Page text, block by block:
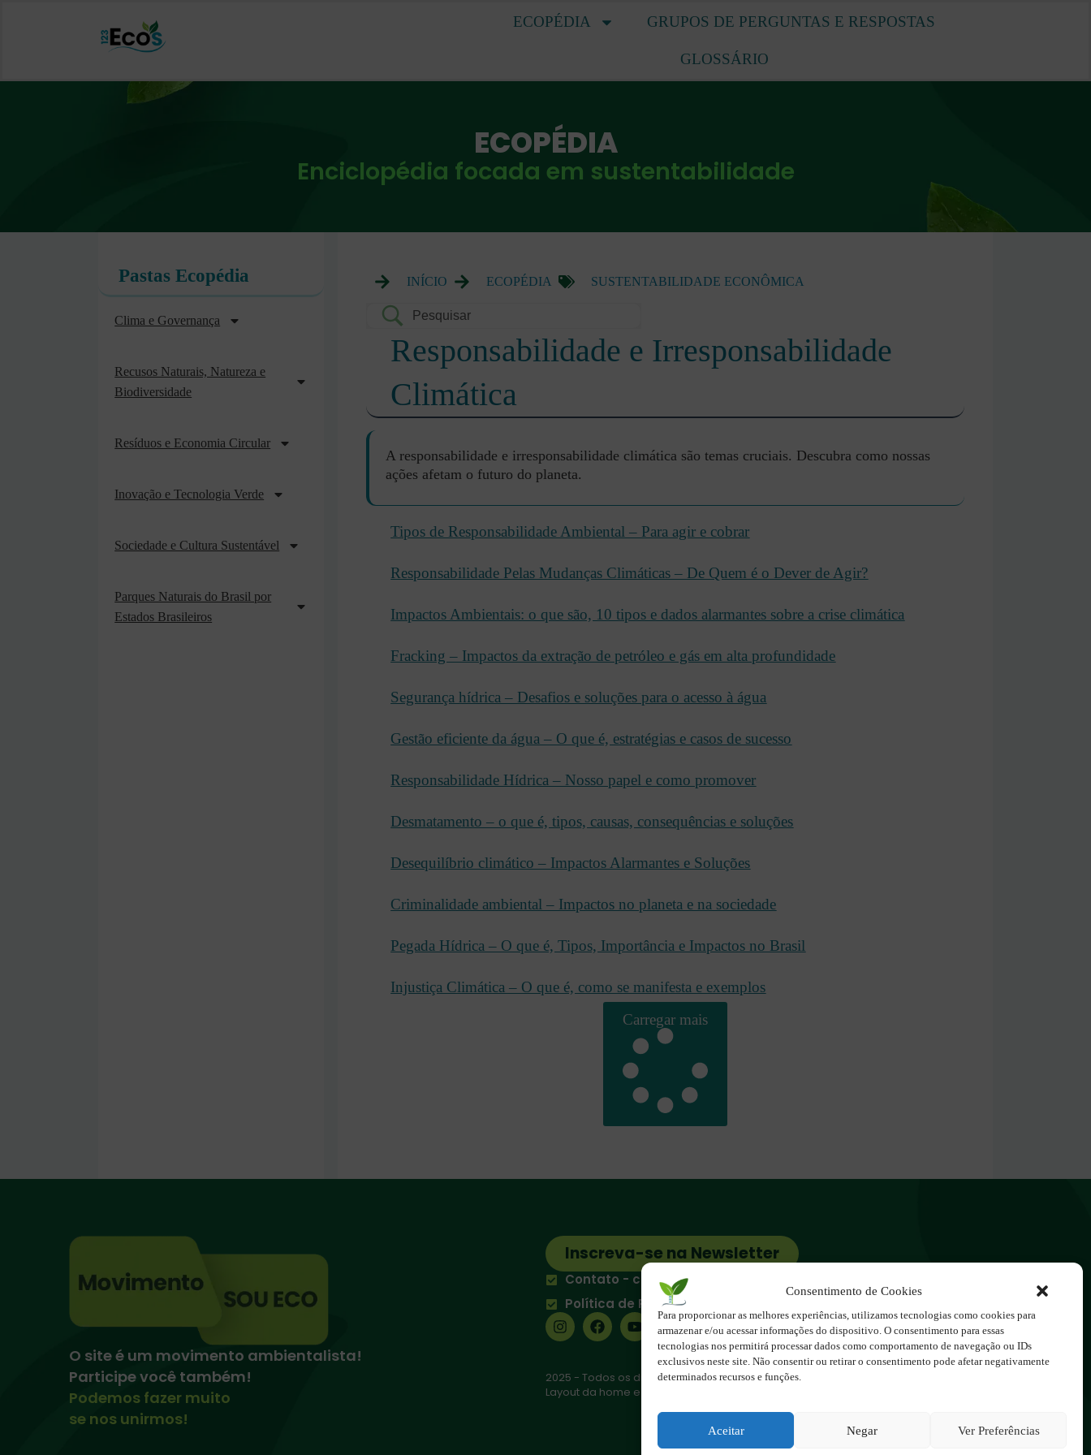
Consentimento de Cookies
Para proporcionar as melhores experiências, utilizamos tecnologias como cookies para
armazenar e/ou acessar informações do dispositivo. O consentimento para essas
tecnologias nos permitirá processar dados como comportamento de navegação ou IDs
exclusivos neste site. Não consentir ou retirar o consentimento pode afetar negativamente
determinados recursos e funções.
Aceitar Negar Ver Preferências
ECOPÉDIA GRUPOS DE PERGUNTAS E RESPOSTAS
GLOSSÁRIO
ECOPÉDIA
Enciclopédia focada em sustentabilidade
Pastas Ecopédia
Clima e Governança
Recusos Naturais, Natureza e
Biodiversidade
Resíduos e Economia Circular
Inovação e Tecnologia Verde
Sociedade e Cultura Sustentável
Parques Naturais do Brasil por
Estados Brasileiros
INÍCIO ECOPÉDIA SUSTENTABILIDADE ECONÔMICA
Responsabilidade e Irresponsabilidade
Climática
A responsabilidade e irresponsabilidade climática são temas cruciais. Descubra como nossas
ações afetam o futuro do planeta.
Tipos de Responsabilidade Ambiental – Para agir e cobrar
Responsabilidade Pelas Mudanças Climáticas – De Quem é o Dever de Agir?
Impactos Ambientais: o que são, 10 tipos e dados alarmantes sobre a crise climática
Fracking – Impactos da extração de petróleo e gás em alta profundidade
Segurança hídrica – Desafios e soluções para o acesso à água
Gestão eficiente da água – O que é, estratégias e casos de sucesso
Responsabilidade Hídrica – Nosso papel e como promover
Desmatamento – o que é, tipos, causas, consequências e soluções
Desequilíbrio climático – Impactos Alarmantes e Soluções
Criminalidade ambiental – Impactos no planeta e na sociedade
Pegada Hídrica – O que é, Tipos, Importância e Impactos no Brasil
Injustiça Climática – O que é, como se manifesta e exemplos
Carregar mais
O site é um movimento ambientalista!
Participe você também!
Podemos fazer muito
se nos unirmos!
Inscreva-se na Newsletter
Contato - contato@123ecos.com.br
Política de Privacidade
2025 - Todos os direitos reservados à 123ecos.com.br
Layout da home e rodapé criado por